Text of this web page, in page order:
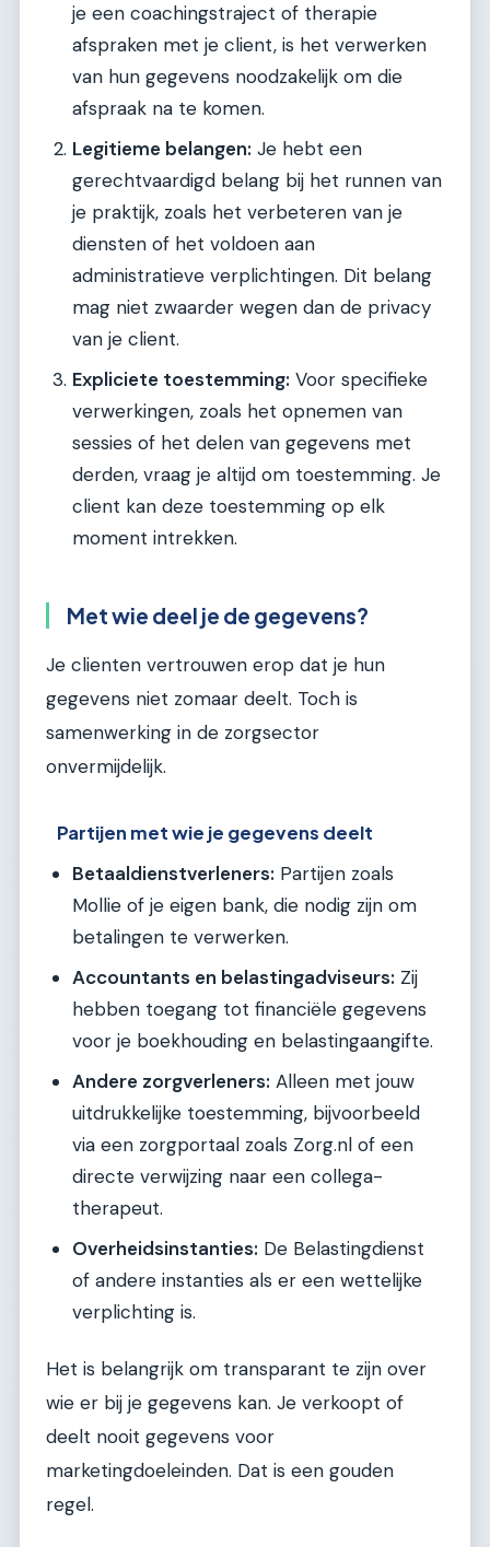
je een coachingstraject of therapie
afspraken met je client, is het verwerken
van hun gegevens noodzakelijk om die
afspraak na te komen.
Legitieme belangen: Je hebt een
gerechtvaardigd belang bij het runnen van
je praktijk, zoals het verbeteren van je
diensten of het voldoen aan
administratieve verplichtingen. Dit belang
mag niet zwaarder wegen dan de privacy
van je client.
Expliciete toestemming: Voor specifieke
verwerkingen, zoals het opnemen van
sessies of het delen van gegevens met
derden, vraag je altijd om toestemming. Je
client kan deze toestemming op elk
moment intrekken.
Met wie deel je de gegevens?
Je clienten vertrouwen erop dat je hun
gegevens niet zomaar deelt. Toch is
samenwerking in de zorgsector
onvermijdelijk.
Partijen met wie je gegevens deelt
Betaaldienstverleners: Partijen zoals
Mollie of je eigen bank, die nodig zijn om
betalingen te verwerken.
Accountants en belastingadviseurs: Zij
hebben toegang tot financiële gegevens
voor je boekhouding en belastingaangifte.
Andere zorgverleners: Alleen met jouw
uitdrukkelijke toestemming, bijvoorbeeld
via een zorgportaal zoals Zorg.nl of een
directe verwijzing naar een collega-
therapeut.
Overheidsinstanties: De Belastingdienst
of andere instanties als er een wettelijke
verplichting is.
Het is belangrijk om transparant te zijn over
wie er bij je gegevens kan. Je verkoopt of
deelt nooit gegevens voor
marketingdoeleinden. Dat is een gouden
regel.